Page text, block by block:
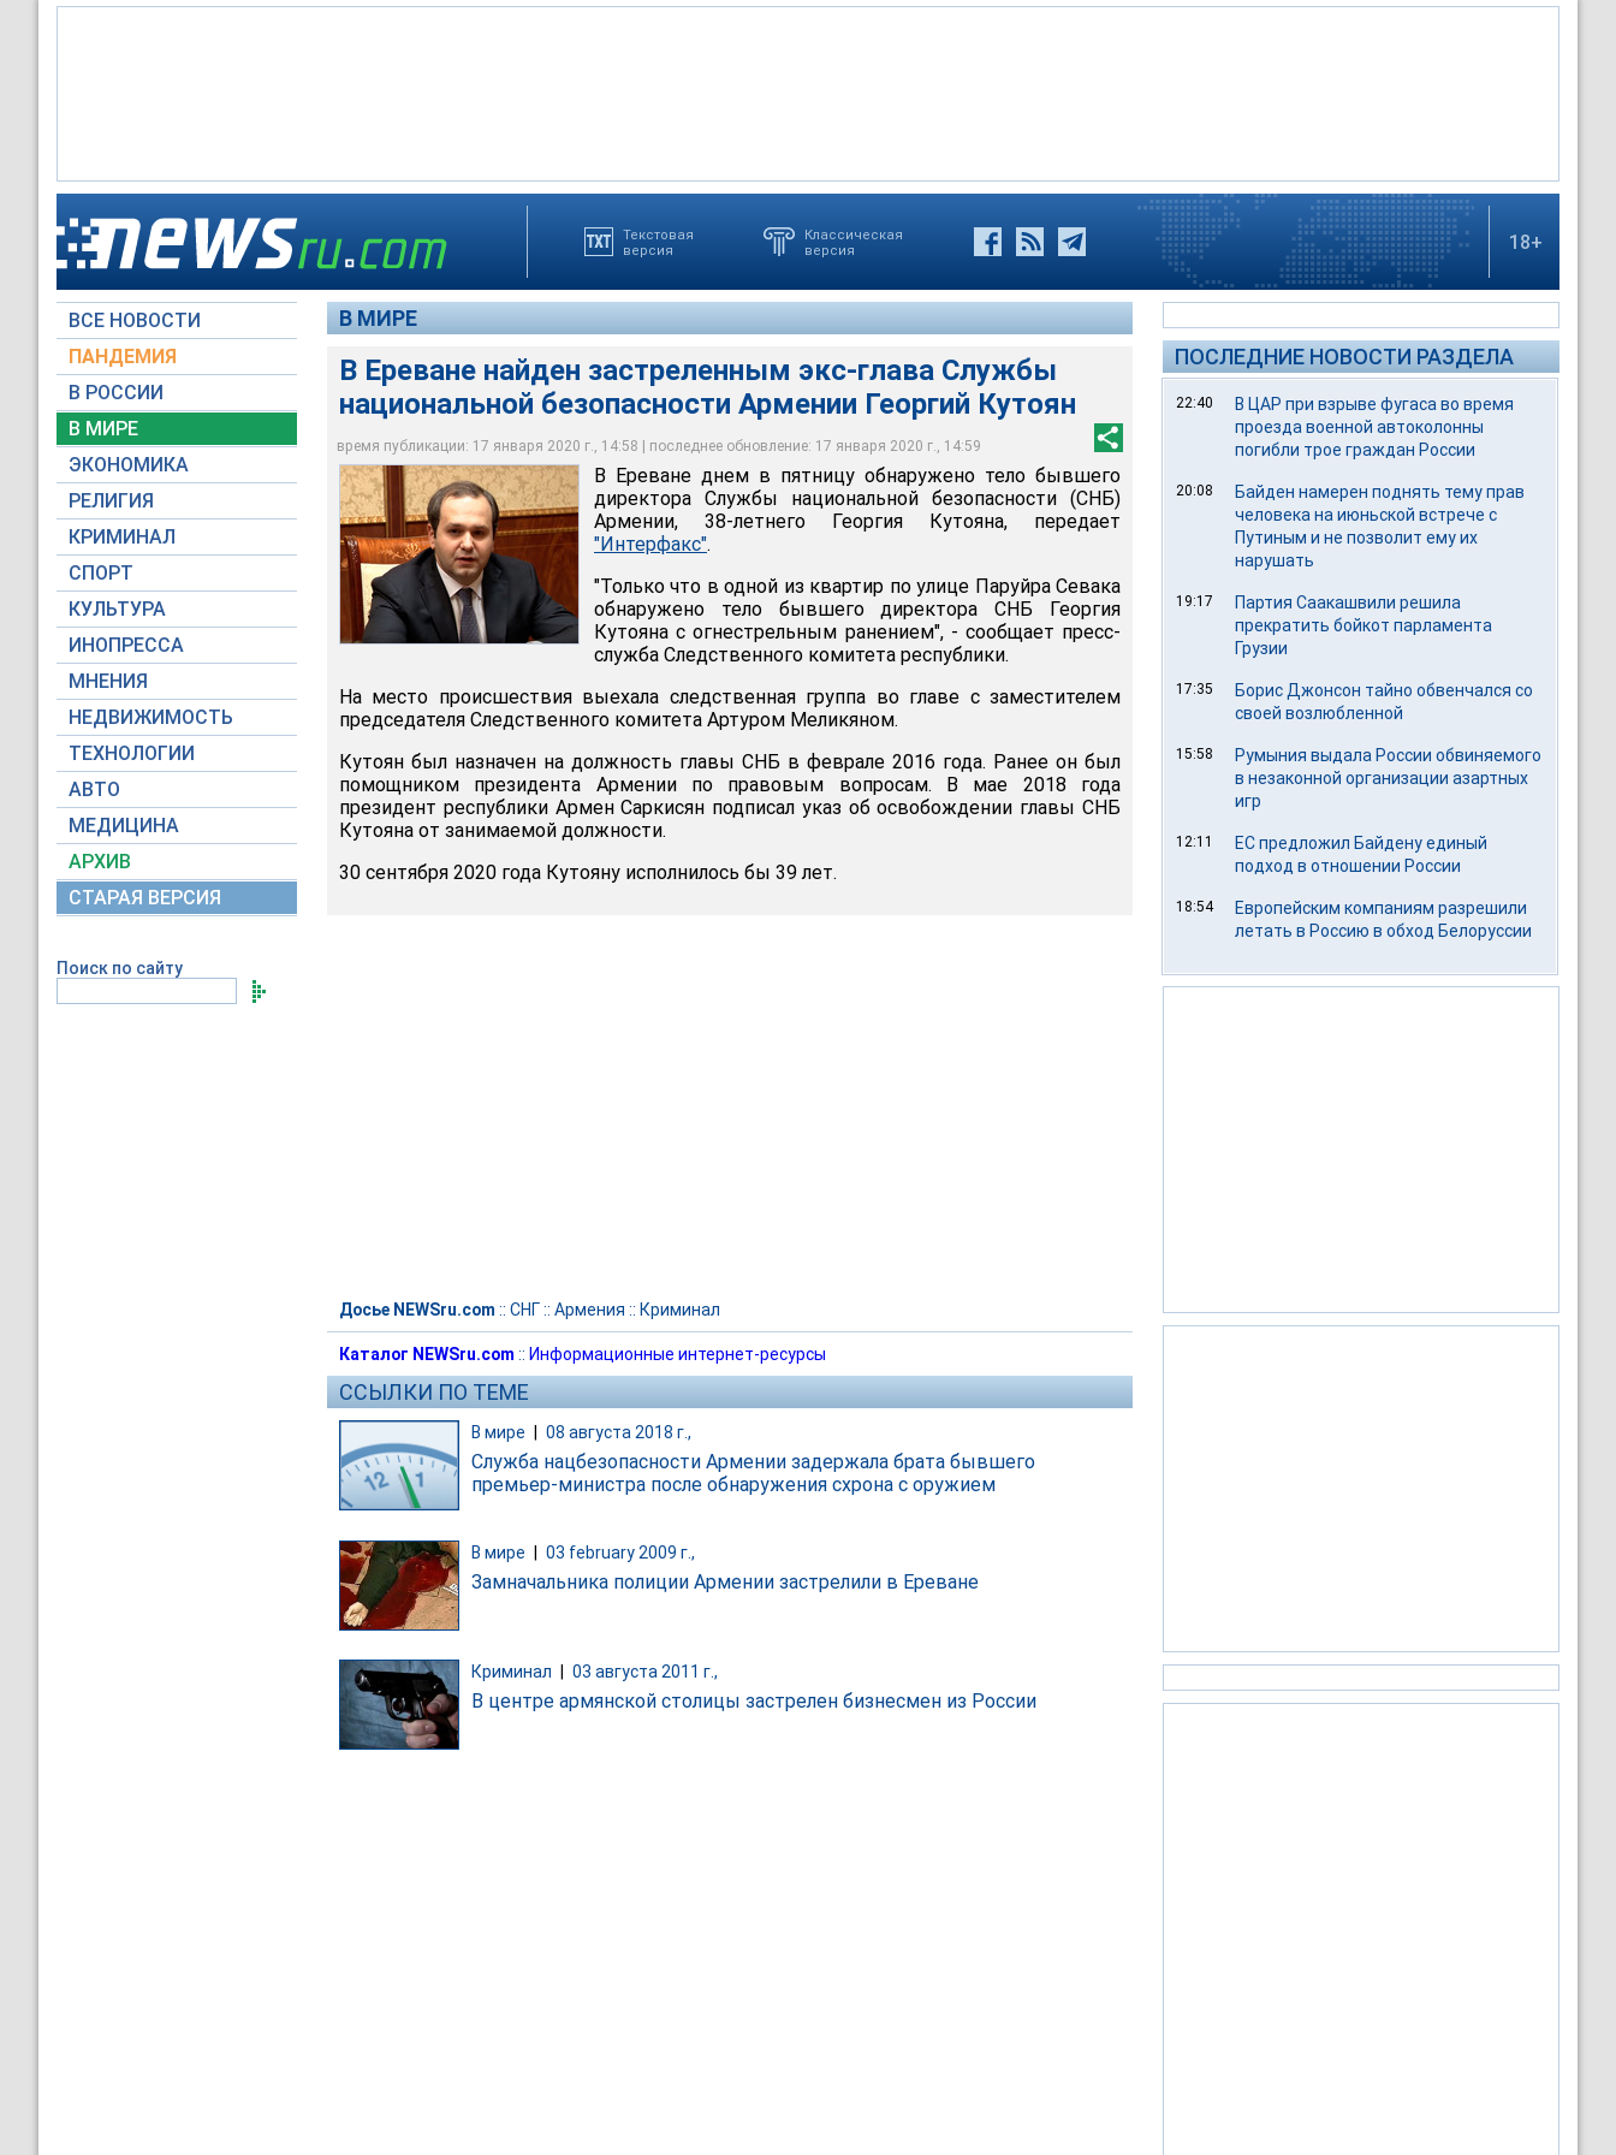
Текстовая
версия
Классическая
версия
18+
ВСЕ НОВОСТИ
ПАНДЕМИЯ
В РОССИИ
В МИРЕ
ЭКОНОМИКА
РЕЛИГИЯ
КРИМИНАЛ
СПОРТ
КУЛЬТУРА
ИНОПРЕССА
МНЕНИЯ
НЕДВИЖИМОСТЬ
ТЕХНОЛОГИИ
АВТО
МЕДИЦИНА
АРХИВ
СТАРАЯ ВЕРСИЯ
Поиск по сайту
В МИРЕ
В Ереване найден застреленным экс-глава Службы
национальной безопасности Армении Георгий Кутоян
время публикации: 17 января 2020 г., 14:58 | последнее обновление: 17 января 2020 г., 14:59
В Ереване найден застреленным экс-глава Службы национальной безопасности
Армении Георгий Кутоян
Стоп-кадр видео a1plus / Youtube.com
В Ереване днем в пятницу обнаружено тело бывшего
директора Службы национальной безопасности (СНБ)
Армении, 38-летнего Георгия Кутояна, передает
"Интерфакс".
"Только что в одной из квартир по улице Паруйра Севака
обнаружено тело бывшего директора СНБ Георгия
Кутояна с огнестрельным ранением", - сообщает пресс-
служба Следственного комитета республики.
На место происшествия выехала следственная группа во главе с заместителем
председателя Следственного комитета Артуром Меликяном.
Кутоян был назначен на должность главы СНБ в феврале 2016 года. Ранее он был
помощником президента Армении по правовым вопросам. В мае 2018 года
президент республики Армен Саркисян подписал указ об освобождении главы СНБ
Кутояна от занимаемой должности.
30 сентября 2020 года Кутояну исполнилось бы 39 лет.
Досье NEWSru.com :: СНГ:: Армения :: Криминал
Каталог NEWSru.com :: Информационные интернет-ресурсы
ССЫЛКИ ПО ТЕМЕ
В мире 08 августа 2018 г.,
Cлужба нацбезопасности Армении задержала брата бывшего
премьер-министра после обнаружения схрона с оружием
В мире 03 february 2009 г.,
Замначальника полиции Армении застрелили в Ереване
Криминал 03 августа 2011 г.,
В центре армянской столицы застрелен бизнесмен из России
ПОСЛЕДНИЕ НОВОСТИ РАЗДЕЛА
22:40
В ЦАР при взрыве фугаса во время
проезда военной автоколонны
погибли трое граждан России
20:08
Байден намерен поднять тему прав
человека на июньской встрече с
Путиным и не позволит ему их
нарушать
19:17
Партия Саакашвили решила
прекратить бойкот парламента
Грузии
17:35
Борис Джонсон тайно обвенчался со
своей возлюбленной
15:58
Румыния выдала России обвиняемого
в незаконной организации азартных
игр
12:11
ЕС предложил Байдену единый
подход в отношении России
18:54
Европейским компаниям разрешили
летать в Россию в обход Белоруссии